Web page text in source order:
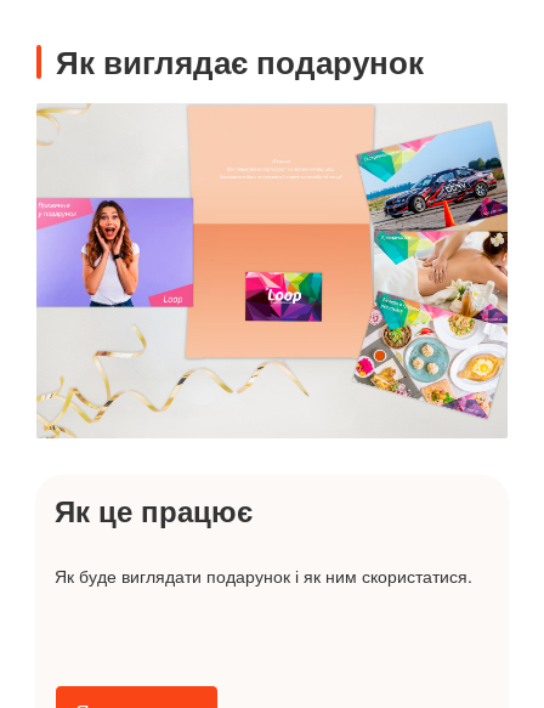
Як виглядає подарунок
Як це працює
Як буде виглядати подарунок і як ним скористатися.